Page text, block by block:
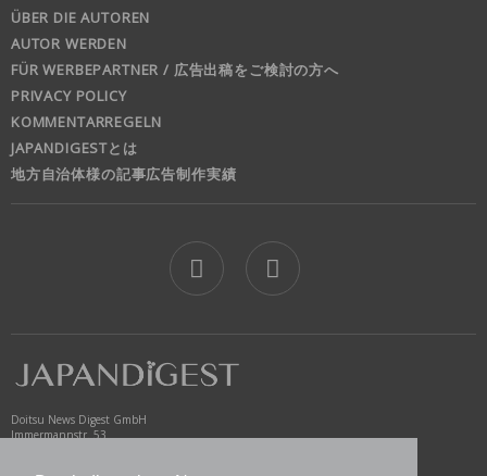
ÜBER DIE AUTOREN
AUTOR WERDEN
FÜR WERBEPARTNER / 広告出稿をご検討の方へ
PRIVACY POLICY
KOMMENTARREGELN
JAPANDIGESTとは
地方自治体様の記事広告制作実績
Doitsu News Digest GmbH
Immermannstr. 53